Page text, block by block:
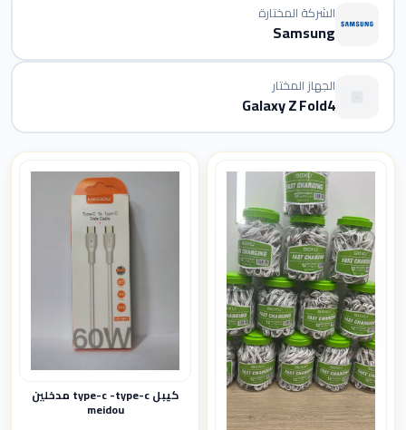
الشركة المختارة
Samsung
الجهاز المختار
Galaxy Z Fold4
كيبل type-c -type-c مدخلين
meidou